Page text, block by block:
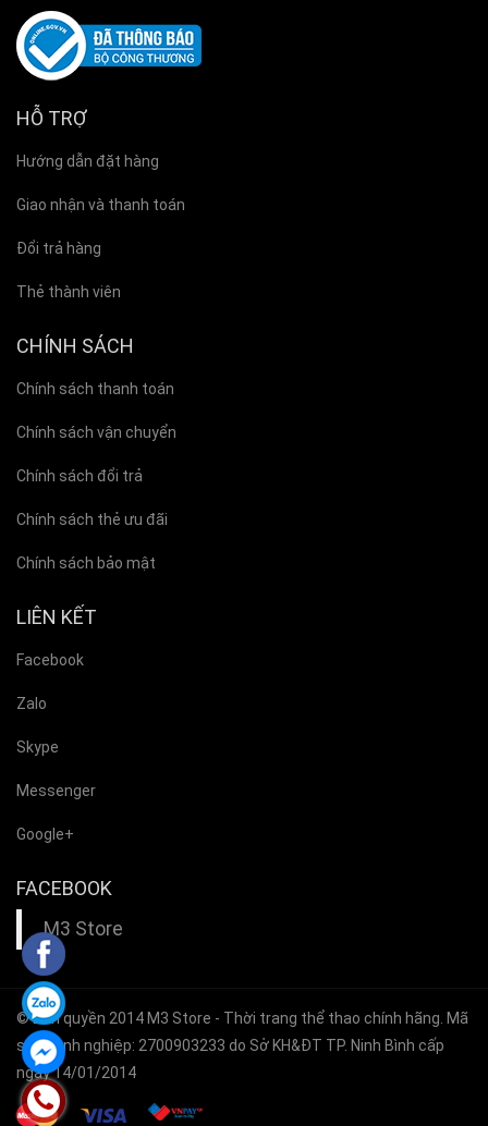
HỖ TRỢ
Hướng dẫn đặt hàng
Giao nhận và thanh toán
Đổi trả hàng
Thẻ thành viên
CHÍNH SÁCH
Chính sách thanh toán
Chính sách vận chuyển
Chính sách đổi trả
Chính sách thẻ ưu đãi
Chính sách bảo mật
LIÊN KẾT
Facebook
Zalo
Skype
Messenger
Google+
FACEBOOK
M3 Store
© Bản quyền 2014 M3 Store - Thời trang thể thao chính hãng. Mã
số doanh nghiệp: 2700903233 do Sở KH&ĐT TP. Ninh Bình cấp
ngày 14/01/2014